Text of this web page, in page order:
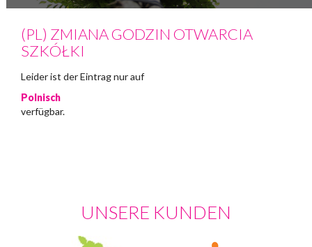
(PL) ZMIANA GODZIN OTWARCIA
SZKÓŁKI
Leider ist der Eintrag nur auf
Polnisch
verfügbar.
UNSERE KUNDEN